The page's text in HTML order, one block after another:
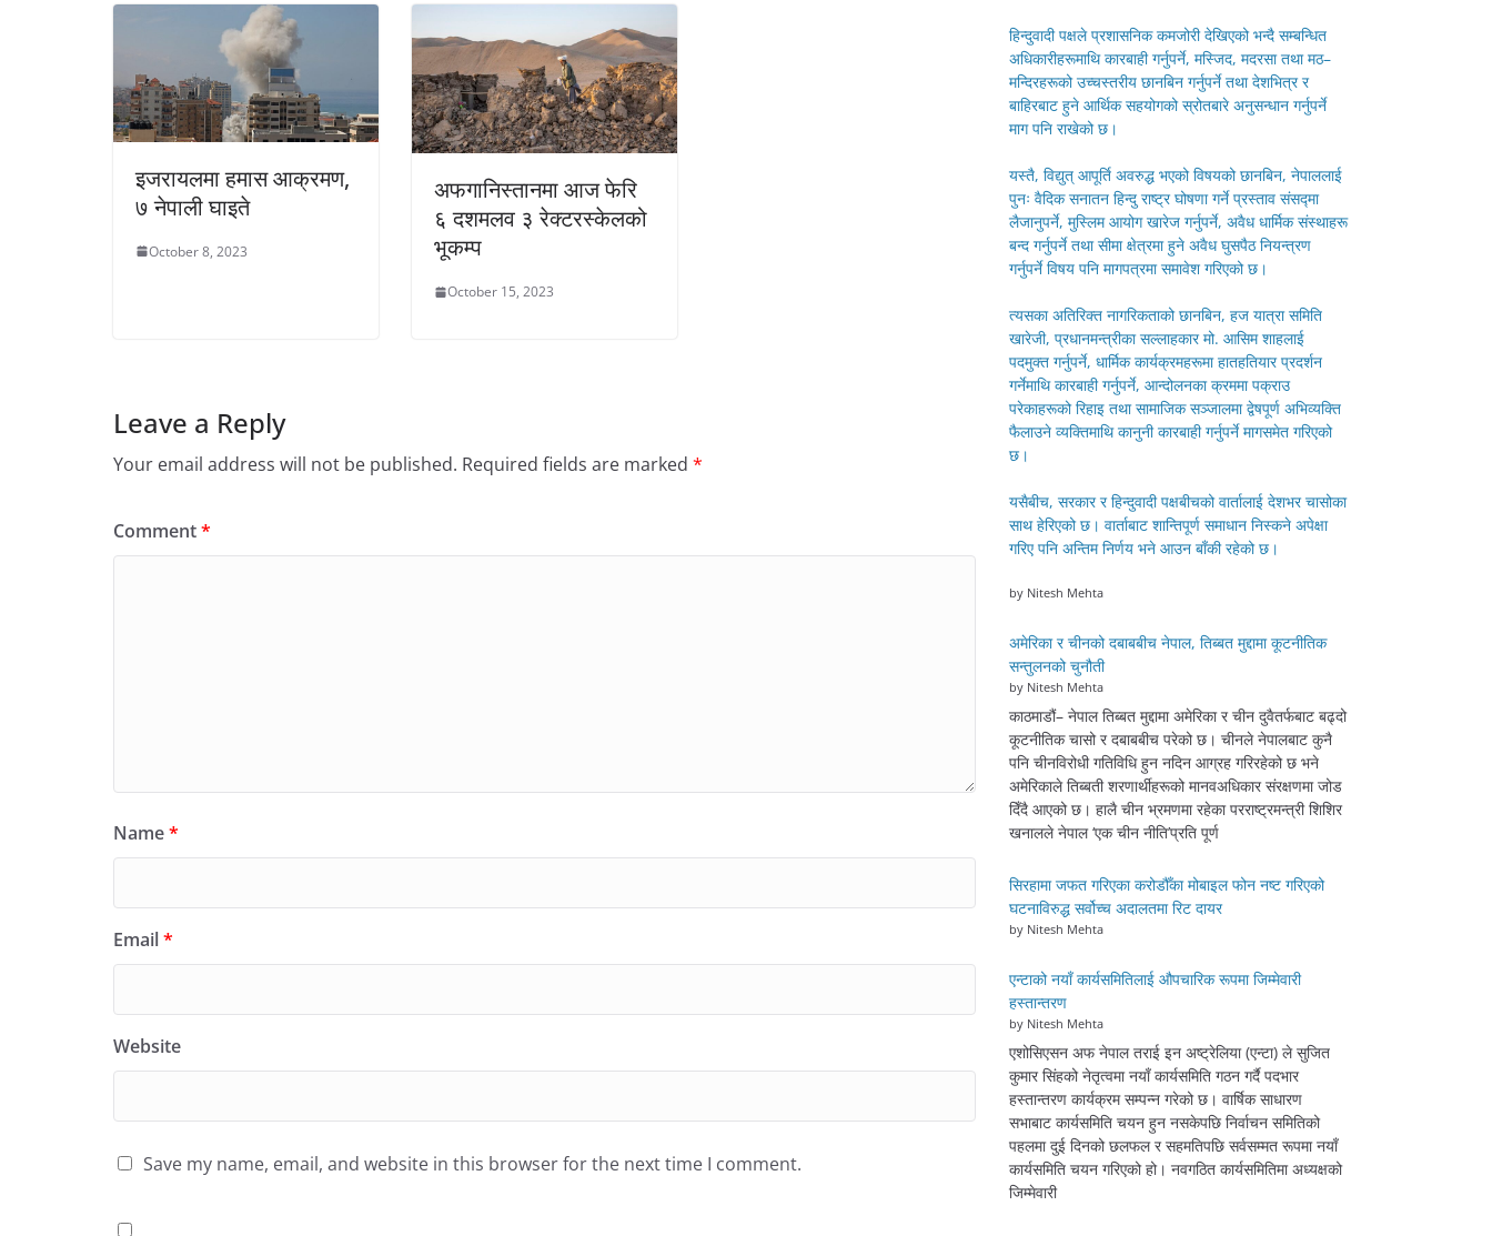
इजरायलमा हमास आक्रमण,
७ नेपाली घाइते
October 8, 2023
अफगानिस्तानमा आज फेरि
६ दशमलव ३ रेक्टरस्केलको
भूकम्प
October 15, 2023
Leave a Reply
Your email address will not be published. Required fields are marked *
Comment*
Name*
Email*
Website
Save my name, email, and website in this browser for the next time I comment.
हिन्दुवादी पक्षले प्रशासनिक कमजोरी देखिएको भन्दै सम्बन्धित
अधिकारीहरूमाथि कारबाही गर्नुपर्ने, मस्जिद, मदरसा तथा मठ–
मन्दिरहरूको उच्चस्तरीय छानबिन गर्नुपर्ने तथा देशभित्र र
बाहिरबाट हुने आर्थिक सहयोगको स्रोतबारे अनुसन्धान गर्नुपर्ने
माग पनि राखेको छ।
यस्तै, विद्युत् आपूर्ति अवरुद्ध भएको विषयको छानबिन, नेपाललाई
पुनः वैदिक सनातन हिन्दु राष्ट्र घोषणा गर्ने प्रस्ताव संसद्मा
लैजानुपर्ने, मुस्लिम आयोग खारेज गर्नुपर्ने, अवैध धार्मिक संस्थाहरू
बन्द गर्नुपर्ने तथा सीमा क्षेत्रमा हुने अवैध घुसपैठ नियन्त्रण
गर्नुपर्ने विषय पनि मागपत्रमा समावेश गरिएको छ।
त्यसका अतिरिक्त नागरिकताको छानबिन, हज यात्रा समिति
खारेजी, प्रधानमन्त्रीका सल्लाहकार मो. आसिम शाहलाई
पदमुक्त गर्नुपर्ने, धार्मिक कार्यक्रमहरूमा हातहतियार प्रदर्शन
गर्नेमाथि कारबाही गर्नुपर्ने, आन्दोलनका क्रममा पक्राउ
परेकाहरूको रिहाइ तथा सामाजिक सञ्जालमा द्वेषपूर्ण अभिव्यक्ति
फैलाउने व्यक्तिमाथि कानुनी कारबाही गर्नुपर्ने मागसमेत गरिएको
छ।
यसैबीच, सरकार र हिन्दुवादी पक्षबीचको वार्तालाई देशभर चासोका
साथ हेरिएको छ। वार्ताबाट शान्तिपूर्ण समाधान निस्कने अपेक्षा
गरिए पनि अन्तिम निर्णय भने आउन बाँकी रहेको छ।
by Nitesh Mehta
अमेरिका र चीनको दबाबबीच नेपाल, तिब्बत मुद्दामा कूटनीतिक
सन्तुलनको चुनौती
by Nitesh Mehta
काठमाडौं– नेपाल तिब्बत मुद्दामा अमेरिका र चीन दुवैतर्फबाट बढ्दो
कूटनीतिक चासो र दबाबबीच परेको छ। चीनले नेपालबाट कुनै
पनि चीनविरोधी गतिविधि हुन नदिन आग्रह गरिरहेको छ भने
अमेरिकाले तिब्बती शरणार्थीहरूको मानवअधिकार संरक्षणमा जोड
दिँदै आएको छ। हालै चीन भ्रमणमा रहेका परराष्ट्रमन्त्री शिशिर
खनालले नेपाल ‘एक चीन नीति’प्रति पूर्ण
सिरहामा जफत गरिएका करोडौँका मोबाइल फोन नष्ट गरिएको
घटनाविरुद्ध सर्वोच्च अदालतमा रिट दायर
by Nitesh Mehta
एन्टाको नयाँ कार्यसमितिलाई औपचारिक रूपमा जिम्मेवारी
हस्तान्तरण
by Nitesh Mehta
एशोसिएसन अफ नेपाल तराई इन अष्ट्रेलिया (एन्टा) ले सुजित
कुमार सिंहको नेतृत्वमा नयाँ कार्यसमिति गठन गर्दै पदभार
हस्तान्तरण कार्यक्रम सम्पन्न गरेको छ। वार्षिक साधारण
सभाबाट कार्यसमिति चयन हुन नसकेपछि निर्वाचन समितिको
पहलमा दुई दिनको छलफल र सहमतिपछि सर्वसम्मत रूपमा नयाँ
कार्यसमिति चयन गरिएको हो। नवगठित कार्यसमितिमा अध्यक्षको
जिम्मेवारी